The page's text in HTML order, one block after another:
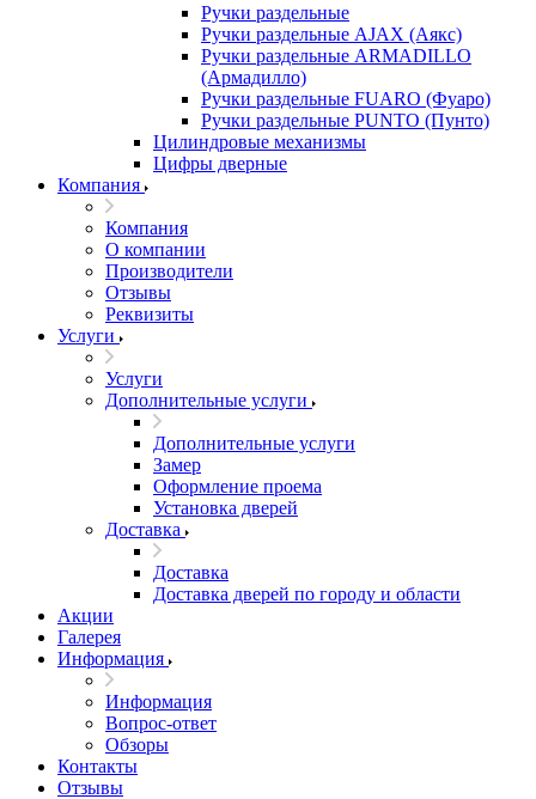
Ручки раздельные
Ручки раздельные AJAX (Аякс)
Ручки раздельные ARMADILLO
(Армадилло)
Ручки раздельные FUARO (Фуаро)
Ручки раздельные PUNTO (Пунто)
Цилиндровые механизмы
Цифры дверные
Компания
Компания
О компании
Производители
Отзывы
Реквизиты
Услуги
Услуги
Дополнительные услуги
Дополнительные услуги
Замер
Оформление проема
Установка дверей
Доставка
Доставка
Доставка дверей по городу и области
Акции
Галерея
Информация
Информация
Вопрос-ответ
Обзоры
Контакты
Отзывы